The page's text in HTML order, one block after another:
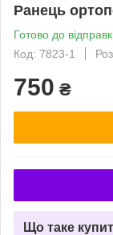
Ранець
Готово до
Код: 7823-1
750 ₴
Що таке